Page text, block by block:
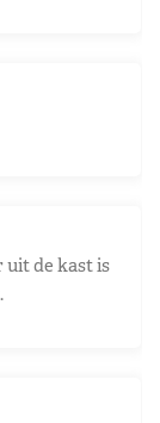
uit de kast is